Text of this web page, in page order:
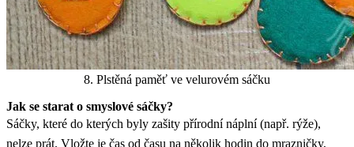
8. Plstěná paměť ve velurovém sáčku
Jak se starat o smyslové sáčky?
Sáčky, které do kterých byly zašity přírodní náplní (např. rýže),
nelze prát. Vložte je čas od času na několik hodin do mrazničky,